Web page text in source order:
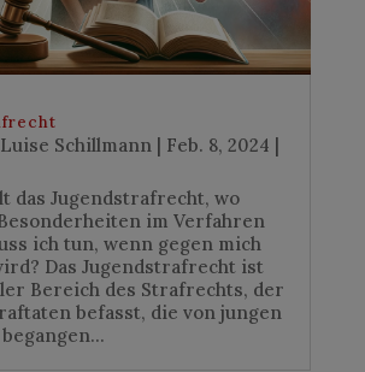
Schillmann| Feb. 8, 2024 |
das Jugendstrafrecht, wo
im Verfahren
ich tun, wenn gegen mich
Das Jugendstrafrecht ist
Bereich des Strafrechts, der
befasst, die von jungen